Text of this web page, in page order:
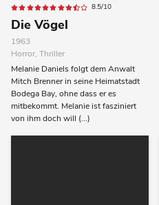
8.5/10
Die Vögel
1963
Horror, Thriller
Melanie Daniels folgt dem Anwalt
Mitch Brenner in seine Heimatstadt
Bodega Bay, ohne dass er es
mitbekommt. Melanie ist fasziniert
von ihm doch will (...)